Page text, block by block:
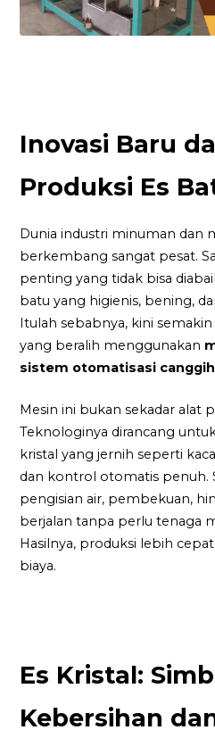
Inovasi Baru
Produksi Es
Dunia industri minuman dan
berkembang sangat pesat.
penting yang tidak bisa
batu yang higienis, bening,
Itulah sebabnya, kini
yang beralih menggunakan
sistem otomatisasi canggih
Mesin ini bukan sekadar alat
Teknologinya dirancang
kristal yang jernih seperti
dan kontrol otomatis penuh.
pengisian air, pembekuan,
berjalan tanpa perlu tenaga
Hasilnya, produksi lebih
biaya.
Es Kristal:
Kebersihan